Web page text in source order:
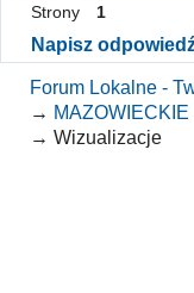
Strony
1
Napisz
Forum Lokalne -
→ MAZOWIECKIE
→Wizualizacje